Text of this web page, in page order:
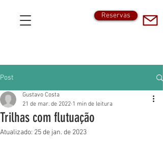
Reservas
Post
Trilhas com flutuação
Gustavo Costa
21 de mar. de 2022 1 min de leitura
Atualizado: 25 de jan. de 2023